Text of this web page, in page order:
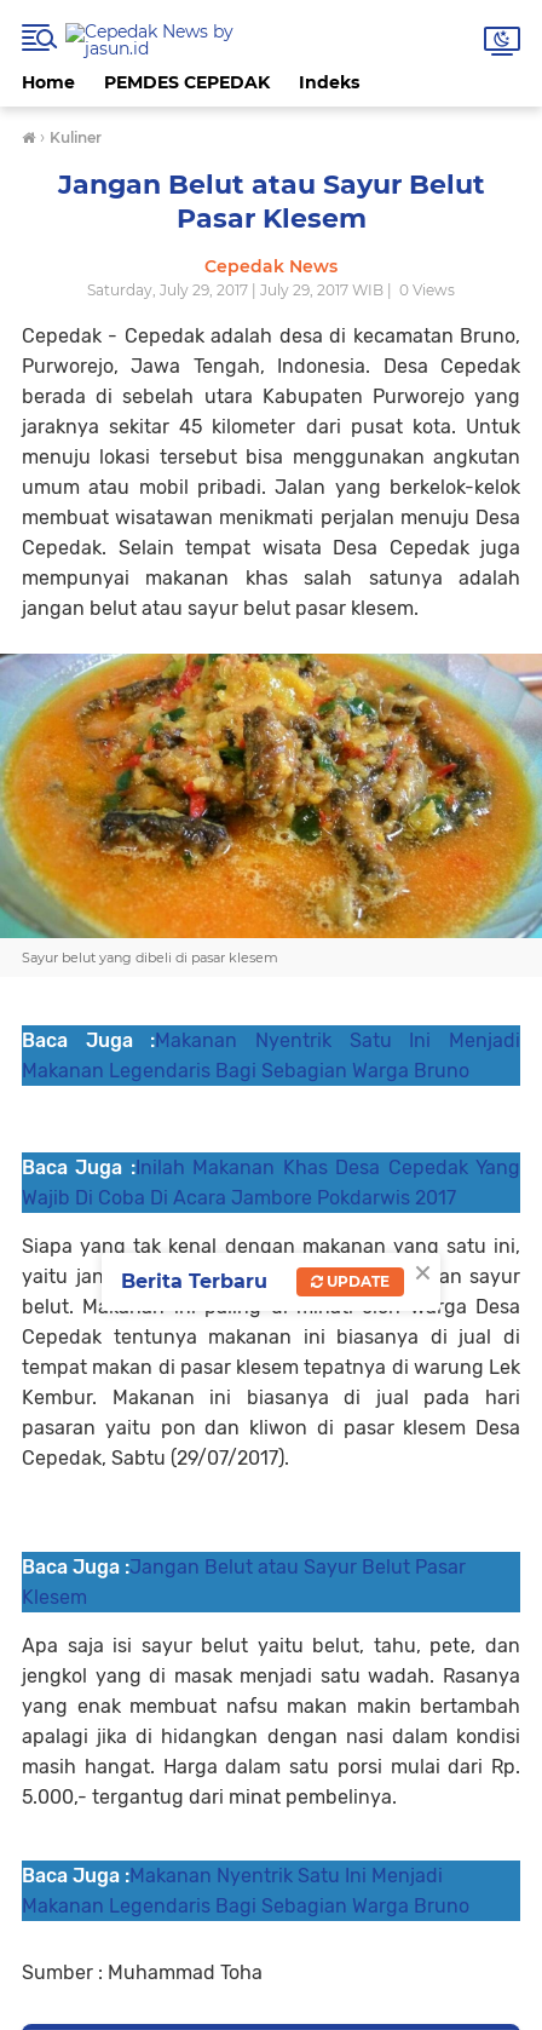
Home PEMDES CEPEDAK Indeks
› Kuliner
Jangan Belut atau Sayur Belut
Pasar Klesem
Cepedak News
Saturday, July 29, 2017 | July 29, 2017 WIB | 0 Views
Cepedak - Cepedak adalah desa di kecamatan Bruno,
Purworejo, Jawa Tengah, Indonesia. Desa Cepedak
berada di sebelah utara Kabupaten Purworejo yang
jaraknya sekitar 45 kilometer dari pusat kota. Untuk
menuju lokasi tersebut bisa menggunakan angkutan
umum atau mobil pribadi. Jalan yang berkelok-kelok
membuat wisatawan menikmati perjalan menuju Desa
Cepedak. Selain tempat wisata Desa Cepedak juga
mempunyai makanan khas salah satunya adalah
jangan belut atau sayur belut pasar klesem.
Sayur belut yang dibeli di pasar klesem
Baca Juga :Makanan Nyentrik Satu Ini Menjadi
Makanan Legendaris Bagi Sebagian Warga Bruno
Baca Juga :Inilah Makanan Khas Desa Cepedak Yang
Wajib Di Coba Di Acara Jambore Pokdarwis 2017
Siapa yang tak kenal dengan makanan yang satu ini,
yaitu jangan belut atau biasa di sebut dengan sayur
belut. Makanan ini paling di minati oleh warga Desa
Cepedak tentunya makanan ini biasanya di jual di
tempat makan di pasar klesem tepatnya di warung Lek
Kembur. Makanan ini biasanya di jual pada hari
pasaran yaitu pon dan kliwon di pasar klesem Desa
Cepedak, Sabtu (29/07/2017).
Baca Juga :Jangan Belut atau Sayur Belut Pasar
Klesem
Apa saja isi sayur belut yaitu belut, tahu, pete, dan
jengkol yang di masak menjadi satu wadah. Rasanya
yang enak membuat nafsu makan makin bertambah
apalagi jika di hidangkan dengan nasi dalam kondisi
masih hangat. Harga dalam satu porsi mulai dari Rp.
5.000,- tergantug dari minat pembelinya.
Baca Juga :Makanan Nyentrik Satu Ini Menjadi
Makanan Legendaris Bagi Sebagian Warga Bruno
Sumber : Muhammad Toha
×
Berita Terbaru UPDATE